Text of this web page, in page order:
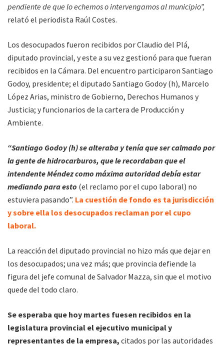
pendiente de que lo echemos o intervengamos al municipio”,
relató el periodista Raúl Costes.
Los desocupados fueron recibidos por Claudio del Plá,
diputado provincial, y este a su vez gestionó para que fueran
recibidos en la Cámara. Del encuentro participaron Santiago
Godoy, presidente; el diputado Santiago Godoy (h), Marcelo
López Arias, ministro de Gobierno, Derechos Humanos y
Justicia; y funcionarios de la cartera de Producción y
Ambiente.
“Santiago Godoy (h) se alteraba y tenía que ser calmado por
la gente de hidrocarburos, que le recordaban que el
intendente Méndez como máxima autoridad debía estar
mediando para esto (el reclamo por el cupo laboral) no
estuviera pasando”. La cuestión de fondo es ta jurisdicción
y sobre ella los desocupados reclaman por el cupo
laboral.
La reacción del diputado provincial no hizo más que dejar en
los desocupados; una vez más; que provincia defiende la
figura del jefe comunal de Salvador Mazza, sin que el motivo
quede del todo claro.
Se esperaba que hoy martes fuesen recibidos en la
legislatura provincial el ejecutivo municipal y
representantes de la empresa, citados por las autoridades